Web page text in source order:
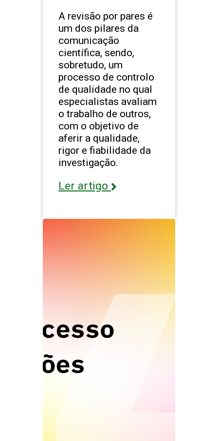
A revisão por pares é
um dos pilares da
comunicação
científica, sendo,
sobretudo, um
processo de controlo
de qualidade no qual
especialistas avaliam
o trabalho de outros,
com o objetivo de
aferir a qualidade,
rigor e fiabilidade da
investigação.
Ler artigo